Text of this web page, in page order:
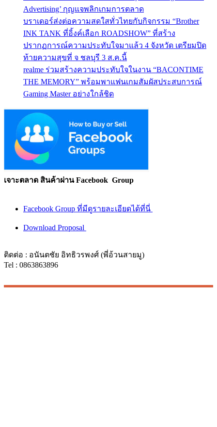
Advertising’ กุญแจพลิกเกมการตลาด
บราเดอร์ส่งต่อความสดใสทั่วไทยกับกิจกรรม “Brother
INK TANK ที่อิ้งค์เลือก ROADSHOW” ที่สร้าง
ปรากฏการณ์ความประทับใจมาแล้ว 4 จังหวัด เตรียมปิด
ท้ายความสุขที่ จ ชลบุรี 3 ส.ค.นี้
realme ร่วมสร้างความประทับใจในงาน “BACONTIME
THE MEMORY” พร้อมพาแฟนเกมสัมผัสประสบการณ์
Gaming Master อย่างใกล้ชิด
เจาะตลาด สินค้าผ่าน Facebook Group
Facebook Group ที่มีดูรายละเอียดได้ที่นี่
Download Proposal
ติดต่อ : อนันตชัย อิทธิวรพงศ์ (พี่อ้วนสายมู)
Tel : 0863863896